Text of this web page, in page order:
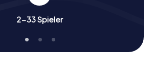
2-33 Spieler